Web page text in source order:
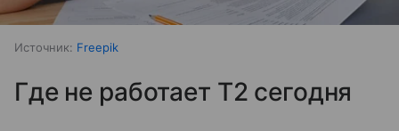
Источник: Freepik
Где не работает T2 сегодня